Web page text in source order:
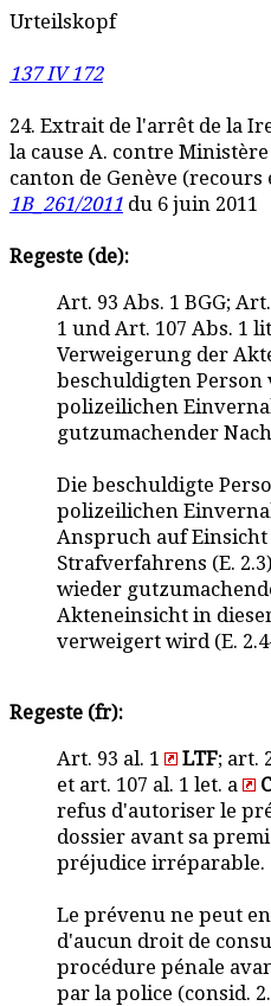
Urteilskopf
137 IV 172
24. Extrait de l'arrêt de la
la cause A. contre
canton de Genève (recours
1B_261/2011 du 6 juin 2011
Regeste (de):
Art. 93 Abs. 1 BGG;
1 und Art. 107 Abs. 1
Verweigerung der
beschuldigten
polizeilichen
gutzumachender
Die beschuldigte
polizeilichen
Anspruch auf
Strafverfahrens (E.
wieder
Akteneinsicht in
verweigert wird (E.
Regeste (fr):
Art. 93 al. 1 LTF; art.
et art. 107 al. 1 let. a
refus d'autoriser le
dossier avant sa
préjudice irréparable.
Le prévenu ne peut
d'aucun droit de
procédure pénale
par la police (consid.